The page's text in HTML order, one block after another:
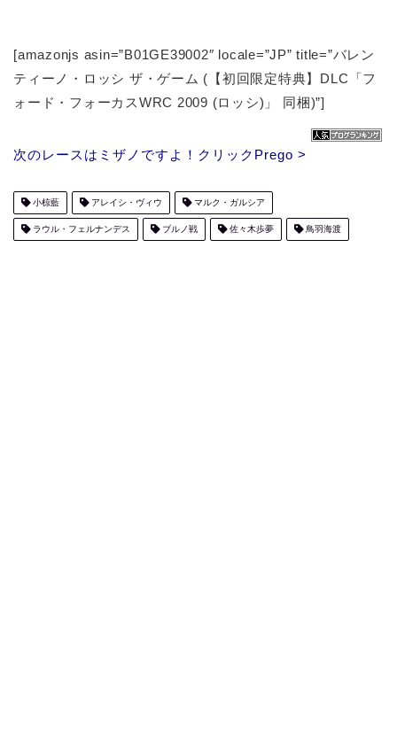
[amazonjs asin=”B01GE39002″ locale=”JP” title=”バレン
ティーノ・ロッシ ザ・ゲーム (【初回限定特典】DLC「フ
ォード・フォーカスWRC 2009 (ロッシ)」 同梱)”]
次のレースはミザノですよ！クリックPrego >
小椋藍 アレイシ・ヴィウ マルク・ガルシア
ラウル・フェルナンデス ブルノ戦 佐々木歩夢 鳥羽海渡